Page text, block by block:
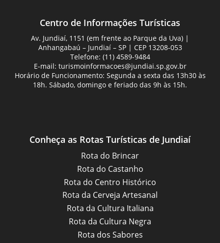
Conheça as Rotas Turísticas de Jundiaí
Rota do Brincar
Rota do Castanho
Rota do Centro Histórico
Rota da Cerveja Artesanal
Rota da Cultura Italiana
Rota da Cultura Negra
Rota dos Sabores
Centro de Informações Turísticas
Av. Jundiaí, 1151 (em frente ao Parque da Uva) |
Anhangabaú – Jundiaí – SP | CEP 13208-053
Telefone: (11) 4589-9484
E-mail: turismoinformacoes@jundiai.sp.gov.br
Horário de Funcionamento: Segunda a sexta das 13h30 às
18h. Sábado, domingo e feriado das 9h às 15h.